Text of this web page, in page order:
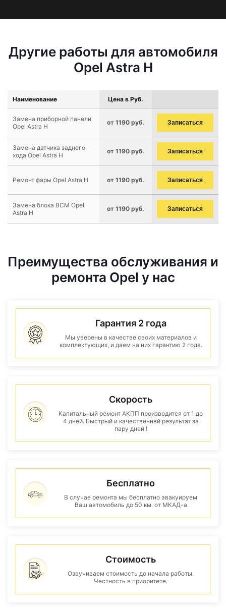
Другие работы для автомобиля
Opel Astra H
Наименование Цена в Руб.
Замена приборной панели
Opel Astra H
от 1190 руб. Записаться
Замена датчика заднего
хода Opel Astra H
от 1190 руб. Записаться
Ремонт фары Opel Astra H от 1190 руб. Записаться
Замена блока BCM Opel
Astra H
от 1190 руб. Записаться
Преимущества обслуживания и
ремонта Opel у нас
Гарантия 2 года
Мы уверены в качестве своих материалов и
комплектующих, и даем на них гарантию 2 года.
Скорость
Капитальный ремонт АКПП производится от 1 до
4 дней. Быстрый и качественнвй результат за
пару дней !
Бесплатно
В случае ремонта мы бесплатно эвакуируем
Ваш автомобиль до 50 км. от МКАД-а
Стоимость
Озвучиваем стоимость до начала работы.
Честность в приоритете.